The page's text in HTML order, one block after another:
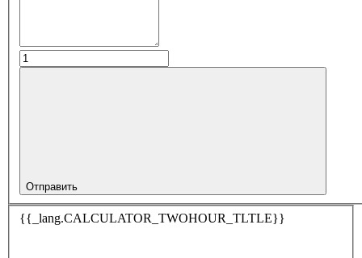
Отправить
{{_lang.CALCULATOR_TWOHOUR_TLTLE}}